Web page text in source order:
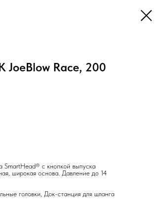
JoeBlow Race, 200
SmartHead® с кнопкой выпуска
широкая основа. Давление до 14
головки, Док-станция для шланга